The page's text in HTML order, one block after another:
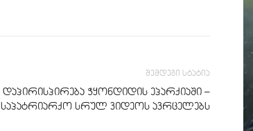
შემდეგი სტატია
დაპირისპირება ჭყონდიდის ეპარქიაში –
საპატრიარქო სრულ ვიდეოს ავრცელებს